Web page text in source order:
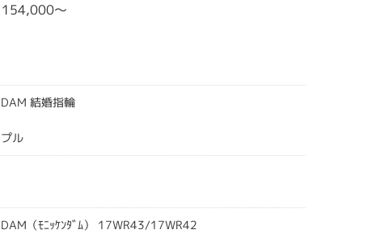
～
結婚指輪
ル
（ﾓﾆｯｹﾝﾀﾞﾑ） 17WR43/17WR42